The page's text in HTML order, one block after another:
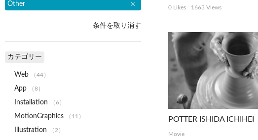
0 Likes 1663 Views
POTTER ISHIDA ICHIHEI
Movie
Other
条件を取り消す
カテゴリー
Web （44）
App （8）
Installation （6）
MotionGraphics （11）
Illustration （2）